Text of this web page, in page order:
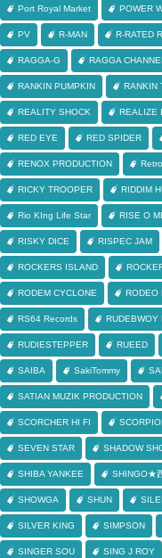
Port Royal Market POWER
PV R-MAN R-RATED
RAGGA-G RAGGA
RANKIN PUMPKIN RANKIN
REALITY SHOCK REALIZE
RED EYE RED SPIDER
RENOX PRODUCTION
RICKY TROOPER RIDDIM
Rio KIng Life Star RISE O
RISKY DICE RISPEC JAM
ROCKERS ISLAND
RODEM CYCLONE RODEO
RS64 Records RUDEBWOY
RUDIESTEPPER RUEED
SAIBA SakiTommy
SATIAN MUZIK PRODUCTION
SCORCHER HI FI
SEVEN STAR SHADOW
SHIBA YANKEE SHINGO★
SHOWGA SHUN
SILVER KING SIMPSON
SINGER SOU SING J ROY